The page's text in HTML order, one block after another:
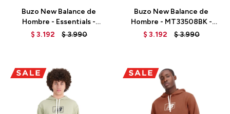
Buzo New Balance de
Hombre - Essentials -
MT33508AG - GREY
$ 3.192 $3.990
Buzo New Balance de
Hombre - MT33508BK -
BLACK
$ 3.192 $3.990